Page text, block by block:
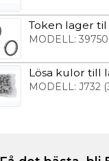
Token lager
MODELL:
Lösa kulor till
MODELL: J732(